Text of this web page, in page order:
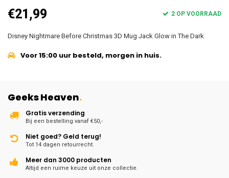
€21,99 2 OP VOORRAAD
Disney Nightmare Before Christmas 3D Mug Jack Glow in The Dark
Voor 15:00 uur besteld, morgen in huis.
Geeks Heaven.
Gratis verzending
Bij een bestelling vanaf €50,-
Niet goed? Geld terug!
Tot 14 dagen retourrecht.
Meer dan 3000 producten
Altijd een ruime keuze uit onze collectie.